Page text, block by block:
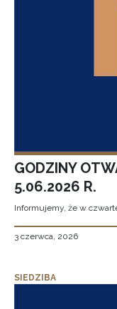
GODZINY
5.06.2026 R.
Informujemy, że w
3 czerwca, 2026
SIEDZIBA